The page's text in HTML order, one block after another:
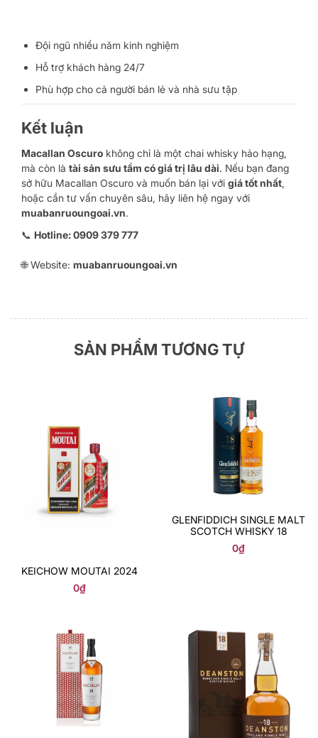
Đội ngũ nhiều năm kinh nghiệm
Hỗ trợ khách hàng 24/7
Phù hợp cho cả người bán lẻ và nhà sưu tập
Kết luận
Macallan Oscuro không chỉ là một chai whisky hảo hạng,
mà còn là tài sản sưu tầm có giá trị lâu dài. Nếu bạn đang
sở hữu Macallan Oscuro và muốn bán lại với giá tốt nhất,
hoặc cần tư vấn chuyên sâu, hãy liên hệ ngay với
muabanruoungoai.vn.
📞 Hotline: 0909 379 777
🌐 Website: muabanruoungoai.vn
SẢN PHẨM TƯƠNG TỰ
KEICHOW MOUTAI 2024
0₫
GLENFIDDICH SINGLE MALT
SCOTCH WHISKY 18
0₫